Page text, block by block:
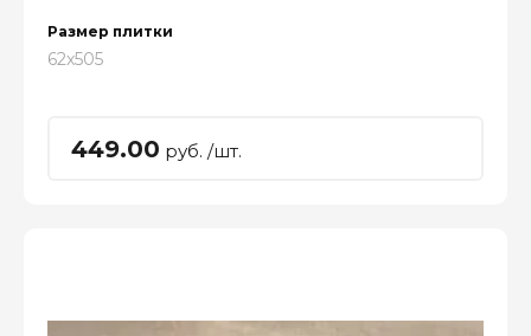
Размер плитки
62x505
449.00 руб. /шт.